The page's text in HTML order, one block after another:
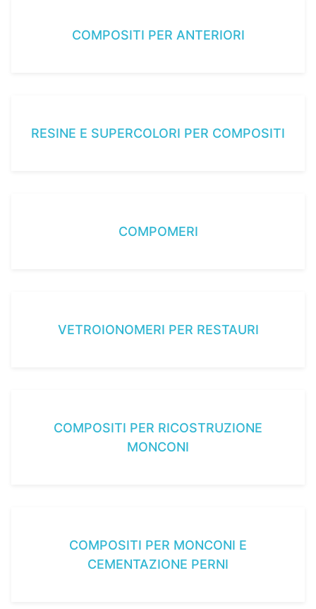
COMPOSITI PER ANTERIORI
RESINE E SUPERCOLORI PER COMPOSITI
COMPOMERI
VETROIONOMERI PER RESTAURI
COMPOSITI PER RICOSTRUZIONE
MONCONI
COMPOSITI PER MONCONI E
CEMENTAZIONE PERNI